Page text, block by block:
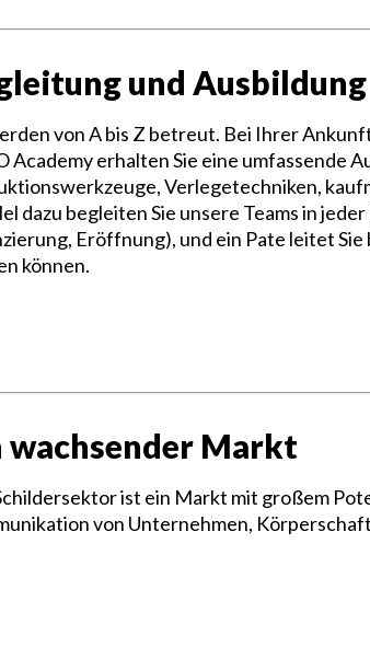
und Ausbildung
von A bis Z betreut. Bei Ihrer
Academy erhalten Sie eine umfassende
Verlegetechniken,
dazu begleiten Sie unsere Teams in
Eröffnung), und ein Pate leitet
können.
wachsender Markt
ist ein Markt mit großem
von Unternehmen,